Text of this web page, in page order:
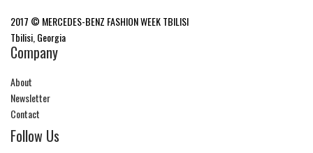
2017 © MERCEDES-BENZ FASHION WEEK TBILISI
Tbilisi, Georgia
Company
About
Newsletter
Contact
Follow Us